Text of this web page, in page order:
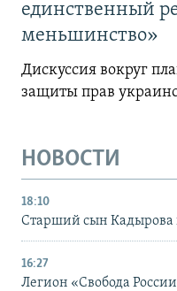
единственный
меньшинство»
Дискуссия вокруг
защиты прав
НОВОСТИ
18:10
Старший сын Кадырова
16:27
Легион «Свобода